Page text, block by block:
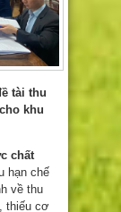
tài thu
khu
chất
hạn chế
về thu
thiếu cơ